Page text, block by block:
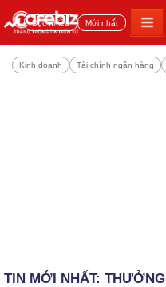
Đọc nhiều Mới nhất
Kinh doanh Tài chính ngân hàng
TIN MỚI NHẤT: THƯỞNG